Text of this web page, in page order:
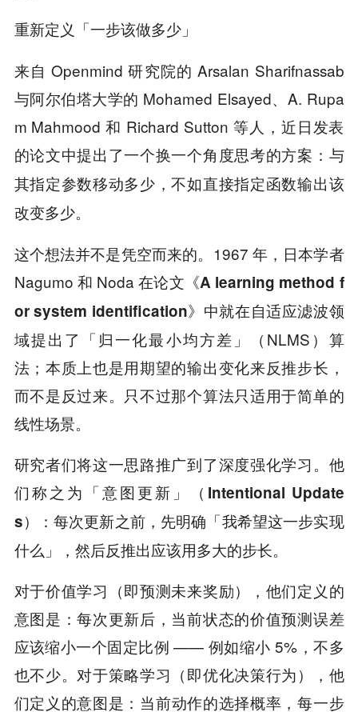
重新定义「一步该做多少」
来自 Openmind 研究院的 Arsalan Sharifnassab
与阿尔伯塔大学的 Mohamed Elsayed、A. Rupa
m Mahmood 和 Richard Sutton 等人，近日发表
的论文中提出了一个换一个角度思考的方案： 与
其指定参数移动多少，不如直接指定函数输出该
改变多少。
这个想法并不是凭空而来的。1967 年，日本学者
Nagumo 和 Noda 在论文《A learning method f
or system identification》中就在自适应滤波领
域提出了「归一化最小均方差」（NLMS）算
法；本质上也是用期望的输出变化来反推步长，
而不是反过来。只不过那个算法只适用于简单的
线性场景。
研究者们将这一思路推广到了深度强化学习。他
们称之为 「意图更新」（Intentional Update
s）
：每次更新之前，先明确「我希望这一步实现
什么」，然后反推出应该用多大的步长。
对于价值学习（即预测未来奖励），他们定义的
意图是：每次更新后，当前状态的价值预测误差
应该缩小一个固定比例 —— 例如缩小 5%，不多
也不少。对于策略学习（即优化决策行为），他
们定义的意图是： 当前动作的选择概率，每一步